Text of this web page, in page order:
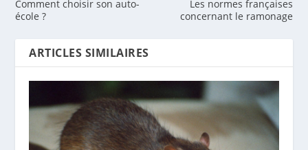
Comment choisir son auto-
école ?
Les normes françaises
concernant le ramonage
ARTICLES SIMILAIRES